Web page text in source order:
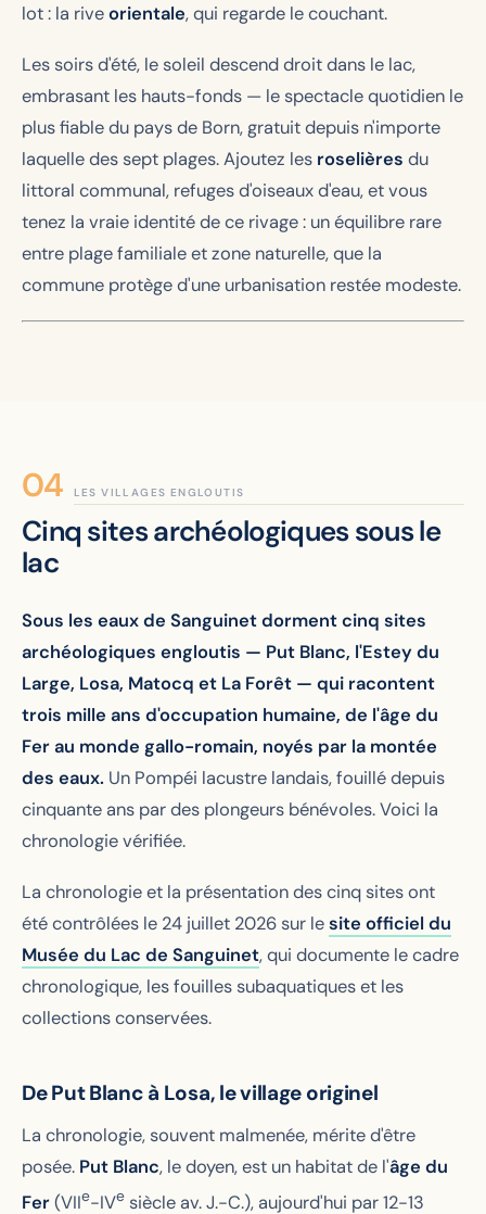
lot : la riveorientale, qui regarde le couchant.
Les soirs d'été, le soleil descend droit dans le lac,
embrasant les hauts-fonds — le spectacle quotidien le
plus fiable du pays de Born, gratuit depuis n'importe
laquelle des sept plages. Ajoutez les roselières du
littoral communal, refuges d'oiseaux d'eau, et vous
tenez la vraie identité de ce rivage : un équilibre rare
entre plage familiale et zone naturelle, que la
commune protège d'une urbanisation restée modeste.
LES VILLAGES ENGLOUTIS
Cinq sites archéologiques sous le
lac
Sous les eaux de Sanguinet dorment cinq sites
archéologiques engloutis — Put Blanc, l'Estey du
Large, Losa, Matocq et La Forêt — qui racontent
trois mille ans d'occupation humaine, de l'âge du
Fer au monde gallo-romain, noyés par la montée
des eaux. Un Pompéi lacustre landais, fouillé depuis
cinquante ans par des plongeurs bénévoles. Voici la
chronologie vérifiée.
La chronologie et la présentation des cinq sites ont
été contrôlées le 24 juillet 2026 sur lesite officiel du
Musée du Lac de Sanguinet, qui documente le cadre
chronologique, les fouilles subaquatiques et les
collections conservées.
De Put Blanc à Losa, le village originel
La chronologie, souvent malmenée, mérite d'être
posée. Put Blanc, le doyen, est un habitat de l'âge du
Fer(VIIe-IVe siècle av. J.-C.), aujourd'hui par 12-13